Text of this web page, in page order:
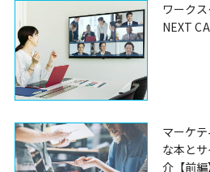
ワーク
NEXT
マーケ
な本と
介【前編